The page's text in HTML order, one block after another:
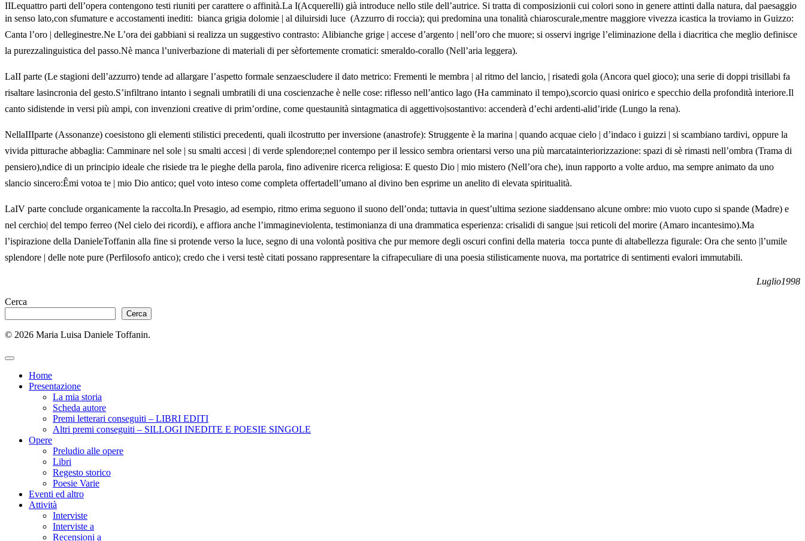
IILequattro parti dell’opera contengono testi riuniti per carattere o affinità.La I(Acquerelli) già introduce nello stile dell’autrice. Si tratta di composizionii cui colori sono in genere attinti dalla natura, dal paesaggio
in senso lato,con sfumature e accostamenti inediti:  bianca grigia dolomie | al diluirsidi luce  (Azzurro di roccia); qui predomina una tonalità chiaroscurale,mentre maggiore vivezza icastica la troviamo in Guizzo:
Canta l’oro | delleginestre.Ne L’ora dei gabbiani si realizza un suggestivo contrasto: Alibianche grige | accese d’argento | nell’oro che muore; si osservi ingrige l’eliminazione della i diacritica che meglio definisce
la purezzalinguistica del passo.Nè manca l’univerbazione di materiali di per sèfortemente cromatici: smeraldo-corallo (Nell’aria leggera).
LaII parte (Le stagioni dell’azzurro) tende ad allargare l’aspetto formale senzaescludere il dato metrico: Frementi le membra | al ritmo del lancio, | risatedi gola (Ancora quel gioco); una serie di doppi trisillabi fa
risaltare lasincronia del gesto.S’infiltrano intanto i segnali umbratili di una coscienzache è nelle cose: riflesso nell’antico lago (Ha camminato il tempo),scorcio quasi onirico e specchio della profondità interiore.Il
canto sidistende in versi più ampi, con invenzioni creative di prim’ordine, come questaunità sintagmatica di aggettivo|sostantivo: accenderà d’echi ardenti-alid’iride (Lungo la rena).
NellaIIIparte (Assonanze) coesistono gli elementi stilistici precedenti, quali ilcostrutto per inversione (anastrofe): Struggente è la marina | quando acquae cielo | d’indaco i guizzi | si scambiano tardivi, oppure la
vivida pitturache abbaglia: Camminare nel sole | su smalti accesi | di verde splendore;nel contempo per il lessico sembra orientarsi verso una più marcatainteriorizzazione: spazi di sè rimasti nell’ombra (Trama di
pensiero),ndice di un principio ideale che risiede tra le pieghe della parola, fino adivenire ricerca religiosa: E questo Dio | mio mistero (Nell’ora che), inun rapporto a volte arduo, ma sempre animato da uno
slancio sincero:Êmi votoa te | mio Dio antico; quel voto inteso come completa offertadell’umano al divino ben esprime un anelito di elevata spiritualità.
LaIV parte conclude organicamente la raccolta.In Presagio, ad esempio, ritmo erima seguono il suono dell’onda; tuttavia in quest’ultima sezione siaddensano alcune ombre: mio vuoto cupo si spande (Madre) e
nel cerchio| del tempo ferreo (Nel cielo dei ricordi), e affiora anche l’immagineviolenta, testimonianza di una drammatica esperienza: crisalidi di sangue |sui reticoli del morire (Amaro incantesimo).Ma
l’ispirazione della DanieleToffanin alla fine si protende verso la luce, segno di una volontà positiva che pur memore degli oscuri confini della materia  tocca punte di altabellezza figurale: Ora che sento |l’umile
splendore | delle note pure (Perfilosofo antico); credo che i versi testè citati possano rappresentare la cifrapeculiare di una poesia stilisticamente nuova, ma portatrice di sentimenti evalori immutabili.
Luglio1998
Cerca
Cerca
© 2026 Maria Luisa Daniele Toffanin.
Home
Presentazione
La mia storia
Scheda autore
Premi letterari conseguiti – LIBRI EDITI
Altri premi conseguiti – SILLOGI INEDITE E POESIE SINGOLE
Opere
Preludio alle opere
Libri
Regesto storico
Poesie Varie
Eventi ed altro
Attività
Interviste
Interviste a
Recensioni a